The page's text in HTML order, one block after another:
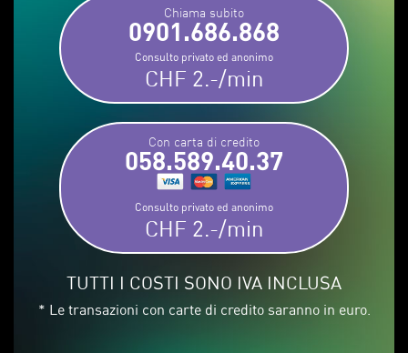
Chiama subito
0901.686.868
Consulto privato ed anonimo
CHF 2.-/min
Con carta di credito
058.589.40.37
Consulto privato ed anonimo
CHF 2.-/min
TUTTI I COSTI SONO IVA INCLUSA
* Le transazioni con carte di credito saranno in euro.